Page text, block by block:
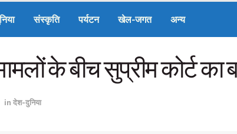
संस्कृति पर्यटन खेल-जगत अन्य
के बीच सुप्रीम कोर्ट
in देश-दुनिया